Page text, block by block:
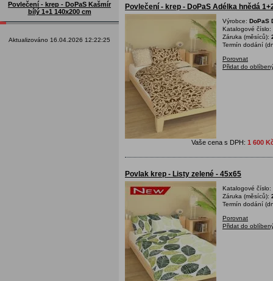
Povlečení - krep - DoPaS Kašmír
bílý 1+1 140x200 cm
Aktualizováno 16.04.2026 12:22:25
Povlečení - krep - DoPaS Adélka hnědá
Výrobce: DoPaS
Katalogové číslo:
Záruka (měsíců):
Termín dodání
Porovnat
Přidat do
Vaše cena s DPH: 1 600
Povlak krep - Listy zelené - 45x65
Katalogové číslo:
Záruka (měsíců):
Termín dodání
Porovnat
Přidat do